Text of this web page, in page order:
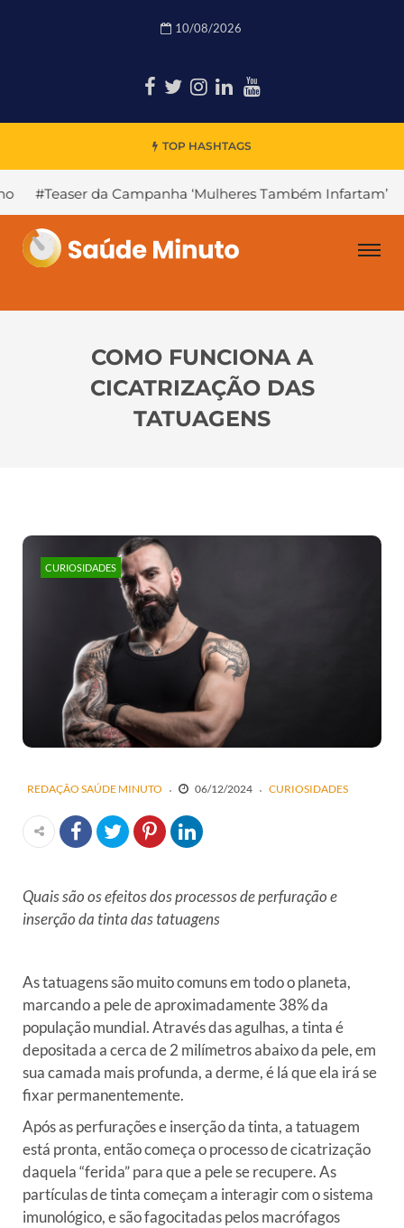
10/08/2026
TOP HASHTAGS
Campanha ‘Mulheres Também Infartam’ #Declínio
COMO FUNCIONA A
CICATRIZAÇÃO DAS
TATUAGENS
CURIOSIDADES
REDAÇÃO SAÚDE MINUTO 06/12/2024 CURIOSIDADES
Quais são os efeitos dos processos de perfuração e
inserção da tinta das tatuagens
As tatuagens são muito comuns em todo o planeta,
marcando a pele de aproximadamente 38% da
população mundial. Através das agulhas, a tinta é
depositada a cerca de 2 milímetros abaixo da pele, em
sua camada mais profunda, a derme, é lá que ela irá se
fixar permanentemente.
Após as perfurações e inserção da tinta, a tatuagem
está pronta, então começa o processo de cicatrização
daquela “ferida” para que a pele se recupere. As
partículas de tinta começam a interagir com o sistema
imunológico, e são fagocitadas pelos macrófagos